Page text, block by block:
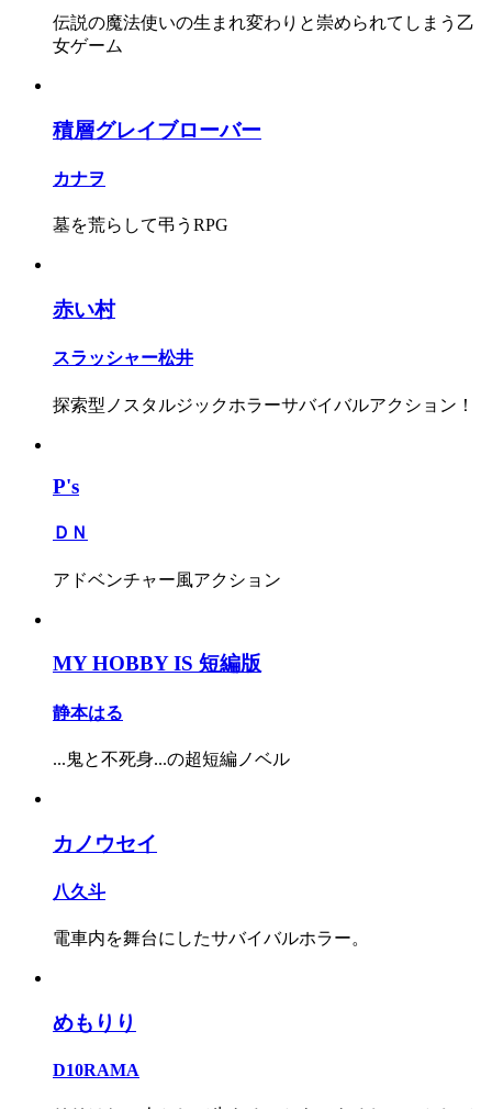
伝説の魔法使いの生まれ変わりと崇められてしまう乙
女ゲーム
積層グレイブローバー
カナヲ
墓を荒らして弔うRPG
赤い村
スラッシャー松井
探索型ノスタルジックホラーサバイバルアクション！
P's
ＤＮ
アドベンチャー風アクション
MY HOBBY IS 短編版
静本はる
...鬼と不死身...の超短編ノベル
カノウセイ
八久斗
電車内を舞台にしたサバイバルホラー。
めもりり
D10RAMA